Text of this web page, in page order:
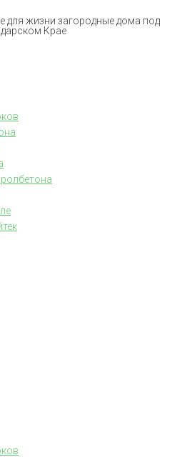
для жизни загородные дома под
Крае